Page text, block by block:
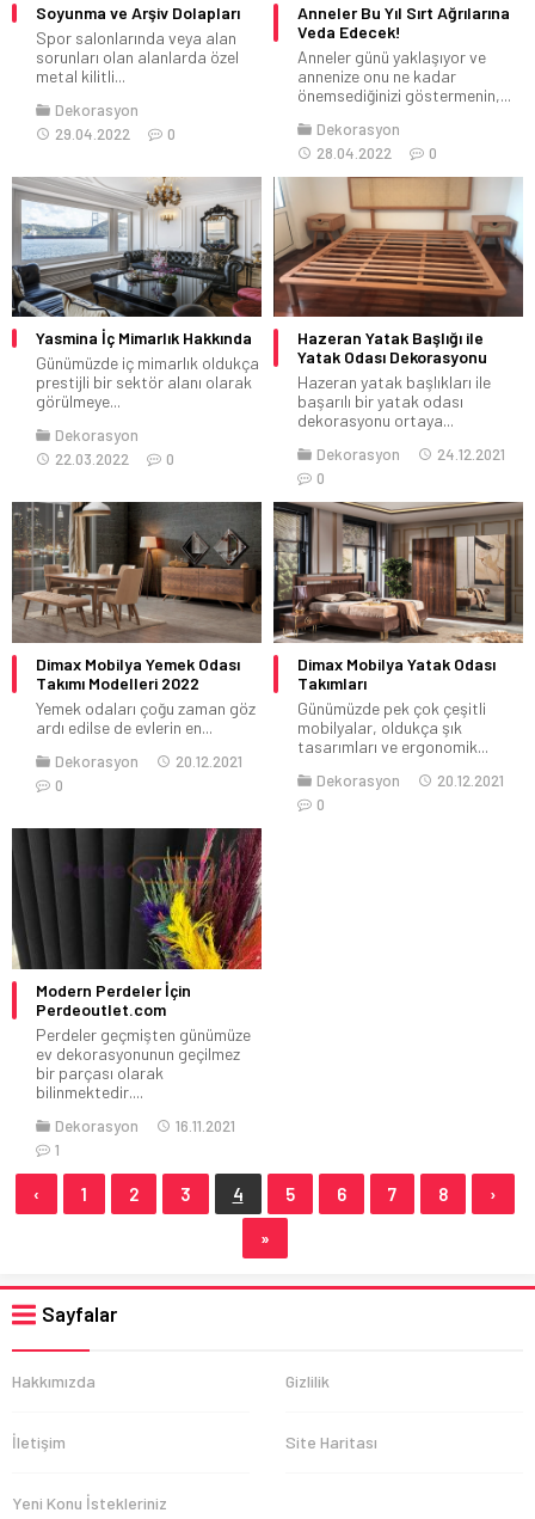
Soyunma ve Arşiv Dolapları
Spor salonlarında veya alan
sorunları olan alanlarda özel
metal kilitli...
Dekorasyon
29.04.2022
0
Anneler Bu Yıl Sırt Ağrılarına
Veda Edecek!
Anneler günü yaklaşıyor ve
annenize onu ne kadar
önemsediğinizi göstermenin,...
Dekorasyon
28.04.2022
0
Yasmina İç Mimarlık Hakkında
Günümüzde iç mimarlık oldukça
prestijli bir sektör alanı olarak
görülmeye...
Dekorasyon
22.03.2022
0
Hazeran Yatak Başlığı ile
Yatak Odası Dekorasyonu
Hazeran yatak başlıkları ile
başarılı bir yatak odası
dekorasyonu ortaya...
Dekorasyon
24.12.2021
0
Dimax Mobilya Yemek Odası
Takımı Modelleri 2022
Yemek odaları çoğu zaman göz
ardı edilse de evlerin en...
Dekorasyon
20.12.2021
0
Dimax Mobilya Yatak Odası
Takımları
Günümüzde pek çok çeşitli
mobilyalar, oldukça şık
tasarımları ve ergonomik...
Dekorasyon
20.12.2021
0
Modern Perdeler İçin
Perdeoutlet.com
Perdeler geçmişten günümüze
ev dekorasyonunun geçilmez
bir parçası olarak
bilinmektedir....
Dekorasyon
16.11.2021
1
‹ 1 2 3 4 5 6 7 8 ›
»
Sayfalar
Hakkımızda Gizlilik
İletişim Site Haritası
Yeni Konu İstekleriniz